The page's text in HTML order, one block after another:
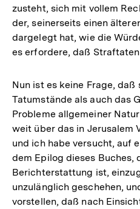
zusteht, sich mit vollem
der, seinerseits einen
dargelegt hat, wie die
es erfordere, daß
Nun ist es keine Frage,
Tatumstände als auch das
Probleme allgemeiner
weit über das in Jerusalem
und ich habe versucht, auf
dem Epilog dieses Buches,
Berichterstattung ist,
unzulänglich geschehen,
vorstellen, daß nach